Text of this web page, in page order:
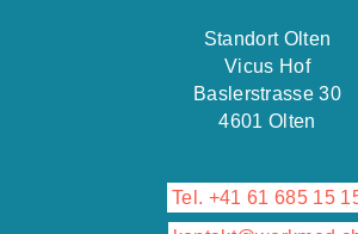
Standort Olten
Vicus Hof
Baslerstrasse 30
4601 Olten
Tel. +41 61 685 15